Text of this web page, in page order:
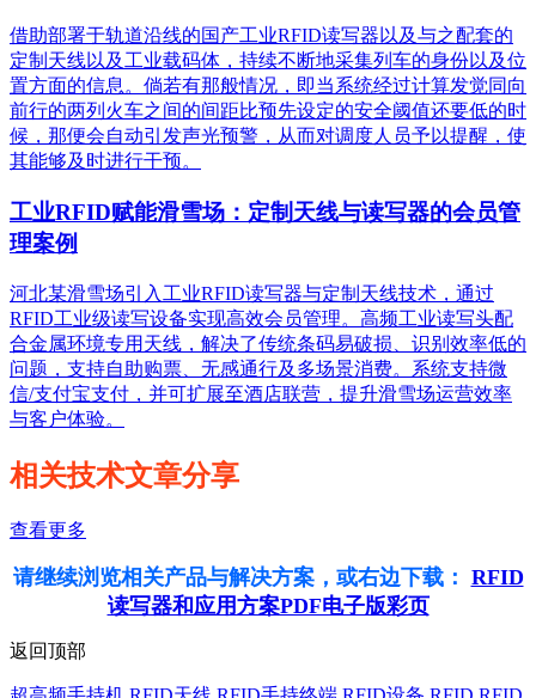
借助部署于轨道沿线的国产工业RFID读写器以及与之配套的
定制天线以及工业载码体，持续不断地采集列车的身份以及位
置方面的信息。倘若有那般情况，即当系统经过计算发觉同向
前行的两列火车之间的间距比预先设定的安全阈值还要低的时
候，那便会自动引发声光预警，从而对调度人员予以提醒，使
其能够及时进行干预。
工业RFID赋能滑雪场：定制天线与读写器的会员管
理案例
河北某滑雪场引入工业RFID读写器与定制天线技术，通过
RFID工业级读写设备实现高效会员管理。高频工业读写头配
合金属环境专用天线，解决了传统条码易破损、识别效率低的
问题，支持自助购票、无感通行及多场景消费。系统支持微
信/支付宝支付，并可扩展至酒店联营，提升滑雪场运营效率
与客户体验。
相关技术文章分享
查看更多
请继续浏览相关产品与解决方案，或右边下载： RFID
读写器和应用方案PDF电子版彩页
返回顶部